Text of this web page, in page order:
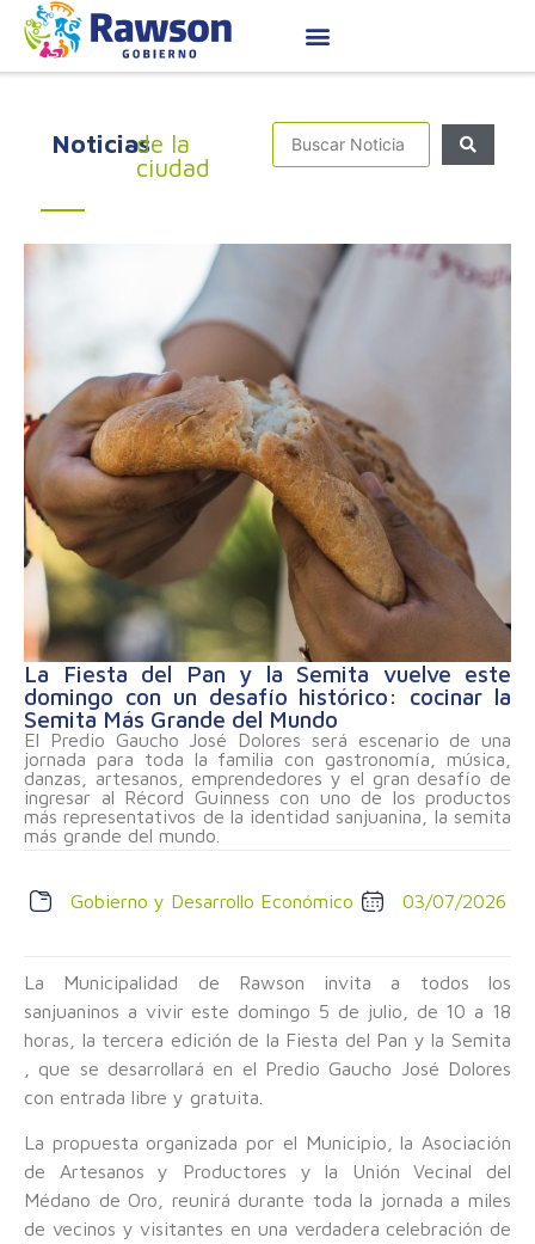
Noticiasde la
ciudad
La Fiesta del Pan y la Semita vuelve este
domingo con un desafío histórico: cocinar la
Semita Más Grande del Mundo
El Predio Gaucho José Dolores será escenario de una
jornada para toda la familia con gastronomía, música,
danzas, artesanos, emprendedores y el gran desafío de
ingresar al Récord Guinness con uno de los productos
más representativos de la identidad sanjuanina, la semita
más grande del mundo.
Gobierno y Desarrollo Económico 03/07/2026
La Municipalidad de Rawson invita a todos los
sanjuaninos a vivir este domingo 5 de julio, de 10 a 18
horas, la tercera edición de la Fiesta del Pan y la Semita
, que se desarrollará en el Predio Gaucho José Dolores
con entrada libre y gratuita.
La propuesta organizada por el Municipio, la Asociación
de Artesanos y Productores y la Unión Vecinal del
Médano de Oro, reunirá durante toda la jornada a miles
de vecinos y visitantes en una verdadera celebración de